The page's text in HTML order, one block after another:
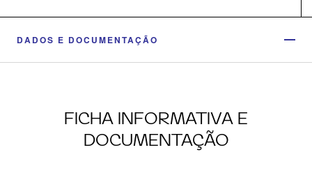
DADOS E DOCUMENTAÇÃO
FICHA INFORMATIVA E
DOCUMENTAÇÃO